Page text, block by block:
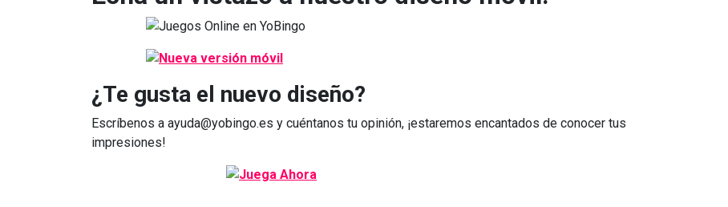
¿Te gusta el nuevo diseño?
Escríbenos a ayuda@yobingo.es y cuéntanos tu opinión, ¡estaremos encantados de conocer tus
impresiones!